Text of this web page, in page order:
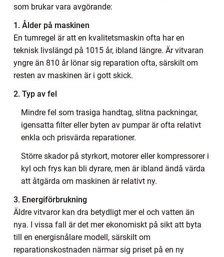
som brukar vara avgörande:
1. Ålder på maskinen
En tumregel är att en kvalitetsmaskin ofta har en
teknisk livslängd på 1015 år, ibland längre. Är vitvaran
yngre än 810 år lönar sig reparation ofta, särskilt om
resten av maskinen är i gott skick.
2. Typ av fel
Mindre fel som trasiga handtag, slitna packningar,
igensatta filter eller byten av pumpar är ofta relativt
enkla och prisvärda reparationer.
Större skador på styrkort, motorer eller kompressorer i
kyl och frys kan bli dyrare, men är ibland ändå värda
att åtgärda om maskinen är relativt ny.
3. Energiförbrukning
Äldre vitvaror kan dra betydligt mer el och vatten än
nya. I vissa fall är det mer ekonomiskt på sikt att byta
till en energisnålare modell, särskilt om
reparationskostnaden närmar sig priset på en ny